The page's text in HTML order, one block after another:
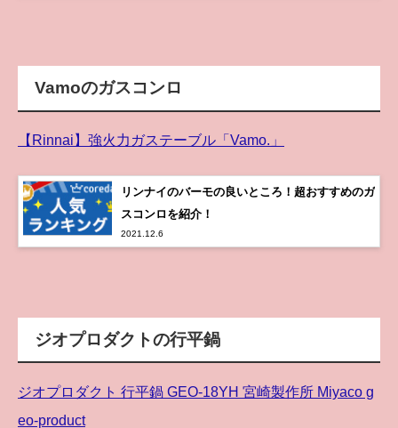
Vamoのガスコンロ
【Rinnai】強火力ガステーブル「Vamo.」
リンナイのバーモの良いところ！超おすすめのガ
スコンロを紹介！
2021.12.6
ジオプロダクトの行平鍋
ジオプロダクト 行平鍋 GEO-18YH 宮崎製作所 Miyaco g
eo-product